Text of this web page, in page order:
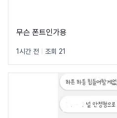
무슨 폰트인가용
1시간 전 조회 21